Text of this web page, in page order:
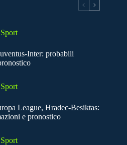
Sport
Inter: probabili
Sport
League, Hradec-Besiktas:
e pronostico
Sport